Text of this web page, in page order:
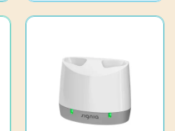
Alternativene
produktsiden